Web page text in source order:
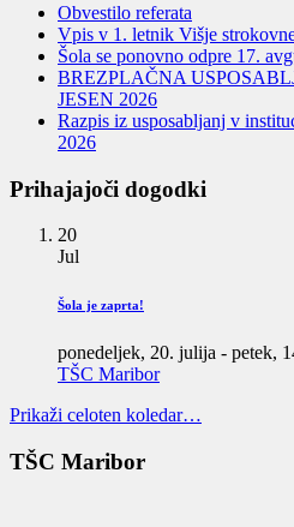
Obvestilo referata
Vpis v 1. letnik Višje
Šola se ponovno odpre 17.
BREZPLAČNA
JESEN 2026
Razpis iz usposabljanj v
2026
Prihajajoči dogodki
20
Jul
Šola je zaprta!
ponedeljek, 20. julija - petek,
TŠC Maribor
Prikaži celoten koledar…
TŠC Maribor